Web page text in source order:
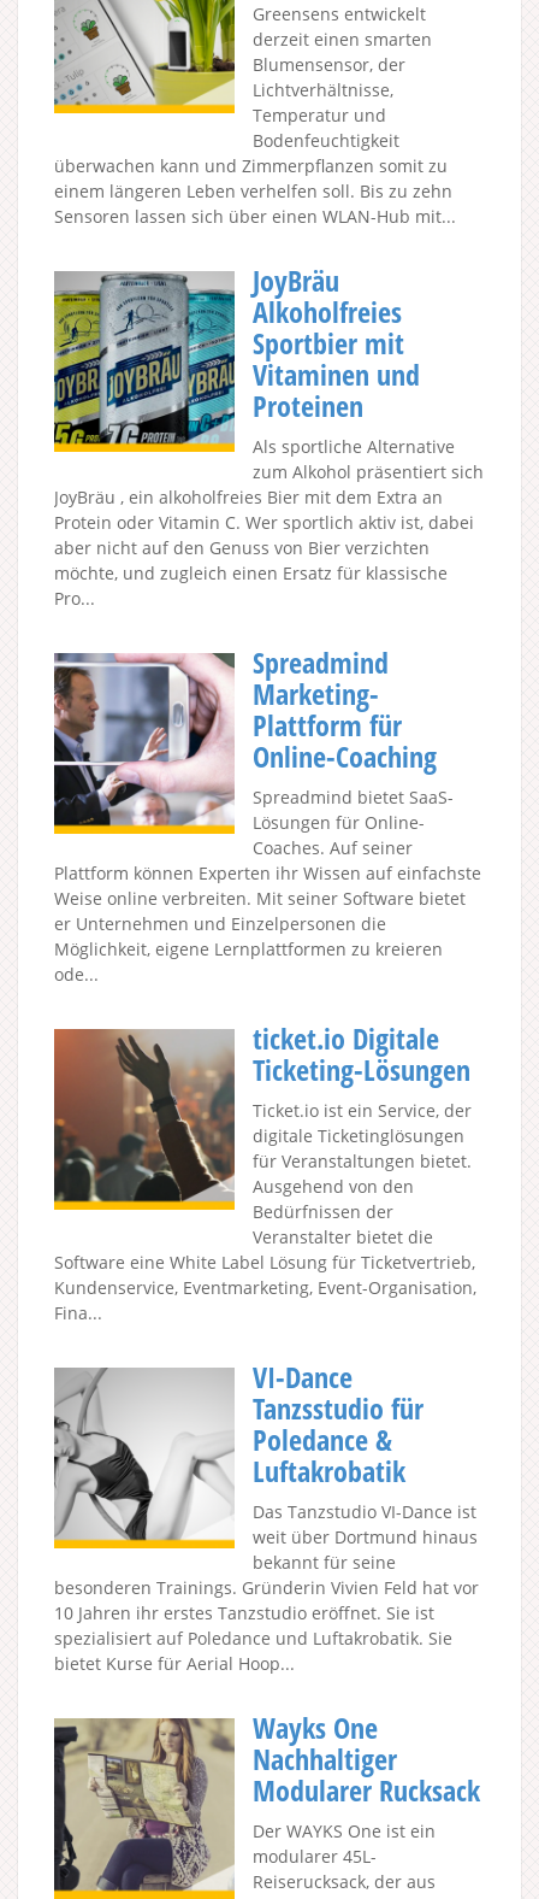
Greensens entwickelt
derzeit einen smarten
Blumensensor, der
Lichtverhältnisse,
Temperatur und
Bodenfeuchtigkeit
überwachen kann und Zimmerpflanzen somit zu
einem längeren Leben verhelfen soll. Bis zu zehn
Sensoren lassen sich über einen WLAN-Hub mit...
JoyBräu
Alkoholfreies
Sportbier mit
Vitaminen und
Proteinen
Als sportliche Alternative
zum Alkohol präsentiert sich
JoyBräu , ein alkoholfreies Bier mit dem Extra an
Protein oder Vitamin C. Wer sportlich aktiv ist, dabei
aber nicht auf den Genuss von Bier verzichten
möchte, und zugleich einen Ersatz für klassische
Pro...
Spreadmind
Marketing-
Plattform für
Online-Coaching
Spreadmind bietet SaaS-
Lösungen für Online-
Coaches. Auf seiner
Plattform können Experten ihr Wissen auf einfachste
Weise online verbreiten. Mit seiner Software bietet
er Unternehmen und Einzelpersonen die
Möglichkeit, eigene Lernplattformen zu kreieren
ode...
ticket.io Digitale
Ticketing-Lösungen
Ticket.io ist ein Service, der
digitale Ticketinglösungen
für Veranstaltungen bietet.
Ausgehend von den
Bedürfnissen der
Veranstalter bietet die
Software eine White Label Lösung für Ticketvertrieb,
Kundenservice, Eventmarketing, Event-Organisation,
Fina...
VI-Dance
Tanzsstudio für
Poledance &
Luftakrobatik
Das Tanzstudio VI-Dance ist
weit über Dortmund hinaus
bekannt für seine
besonderen Trainings. Gründerin Vivien Feld hat vor
10 Jahren ihr erstes Tanzstudio eröffnet. Sie ist
spezialisiert auf Poledance und Luftakrobatik. Sie
bietet Kurse für Aerial Hoop...
Wayks One
Nachhaltiger
Modularer Rucksack
Der WAYKS One ist ein
modularer 45L-
Reiserucksack, der aus